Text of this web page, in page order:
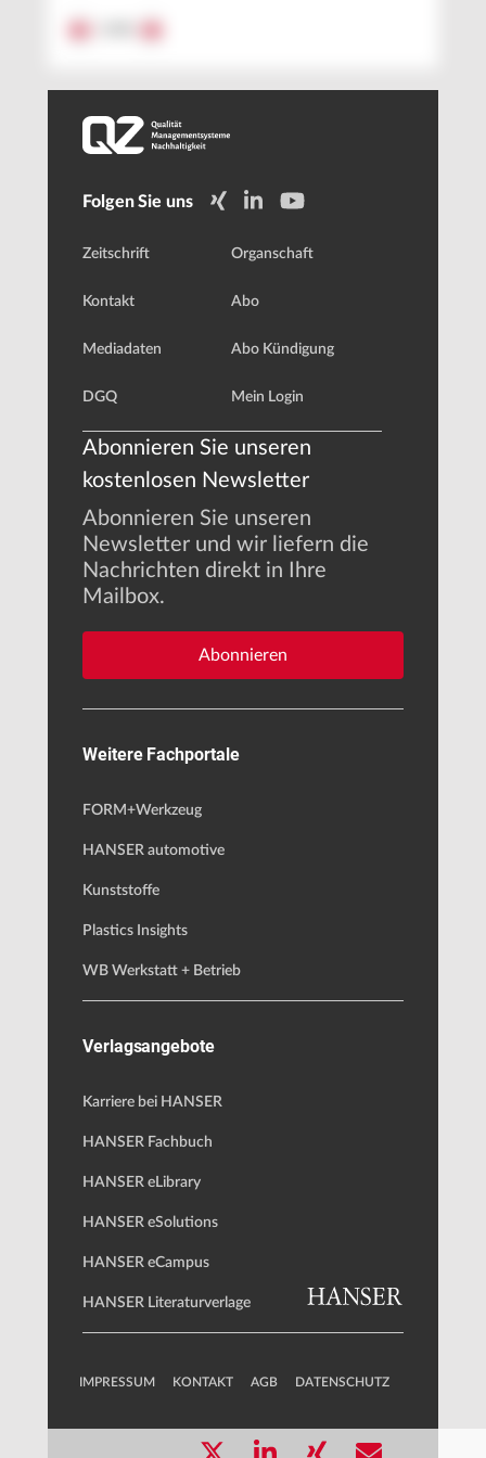
Folgen Sie uns
Zeitschrift
Kontakt
Mediadaten
DGQ
Organschaft
Abo
Abo Kündigung
Mein Login
Abonnieren Sie unseren
kostenlosen Newsletter
Abonnieren Sie unseren
Newsletter und wir liefern die
Nachrichten direkt in Ihre
Mailbox.
Abonnieren
Weitere Fachportale
FORM+Werkzeug
HANSER automotive
Kunststoffe
Plastics Insights
WB Werkstatt + Betrieb
Verlagsangebote
Karriere bei HANSER
HANSER Fachbuch
HANSER eLibrary
HANSER eSolutions
HANSER eCampus
HANSER Literaturverlage
IMPRESSUM KONTAKT AGB DATENSCHUTZ